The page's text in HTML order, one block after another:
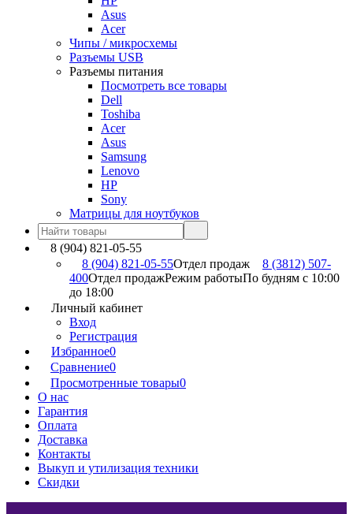
Asus
Acer
Чипы / микросхемы
Разъемы USB
Разъемы питания
Посмотреть все товары
Dell
Toshiba
Acer
Asus
Samsung
Lenovo
HP
Sony
Матрицы для ноутбуков
8 (904) 821-05-55
8 (904) 821-05-55Отдел продаж
8 (3812) 507-
400Отдел продажРежим работыПо будням с 10:00
до 18:00
Личный кабинет
Вход
Регистрация
Избранное0
Сравнение0
Просмотренные товары0
О нас
Гарантия
Оплата
Доставка
Контакты
Выкуп и утилизация техники
Скидки